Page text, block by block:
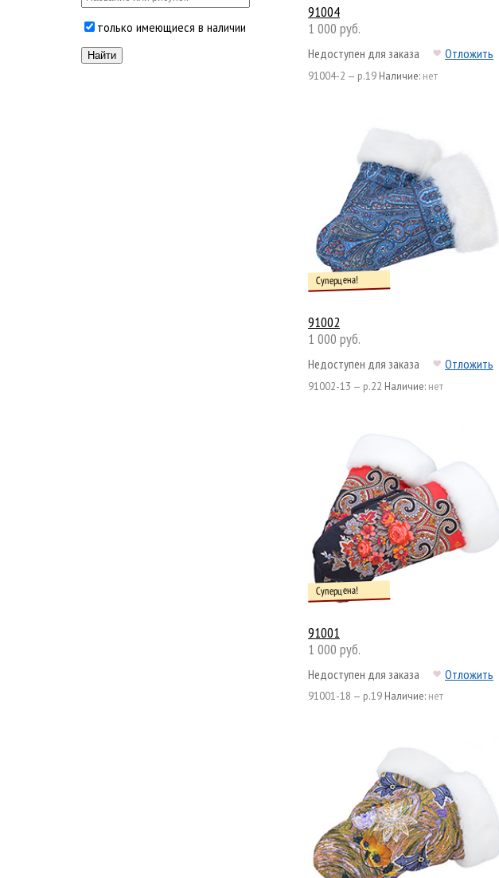
только имеющиеся в наличии
91004
1 000 руб.
Недоступен для заказа Отложить
91004-2 — р.19 Наличие: нет
91002
Суперцена!
1 000 руб.
Недоступен для заказа Отложить
91002-13 — р.22 Наличие: нет
91001
Суперцена!
1 000 руб.
Недоступен для заказа Отложить
91001-18 — р.19 Наличие: нет